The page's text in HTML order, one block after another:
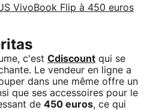
VivoBook Flip à 450 euros
c'est Cdiscount qui se
Le vendeur en ligne a
dans une même offre un
que ses accessoires pour le
de 450 euros, ce qui